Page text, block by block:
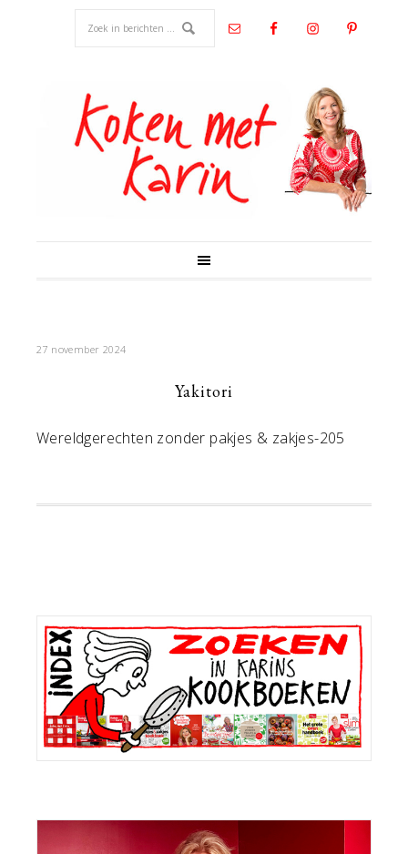
27 november 2024
Yakitori
Wereldgerechten zonder pakjes & zakjes-205
Primaire
Sidebar